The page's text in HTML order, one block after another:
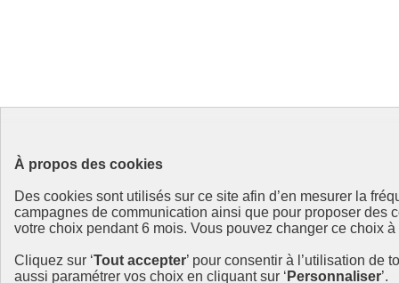
À propos des cookies
Des cookies sont utilisés sur ce site afin d’en mesurer la
campagnes de communication ainsi que pour proposer des
votre choix pendant 6 mois. Vous pouvez changer ce choix
Cliquez sur ‘Tout accepter’ pour consentir à l’utilisation de
aussi paramétrer vos choix en cliquant sur ‘ Personnaliser’.